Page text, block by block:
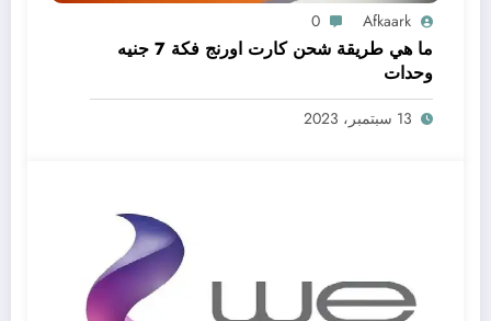
Afkaark
0
ما هي طريقة شحن كارت اورنج فكة 7 جنيه
وحدات
13 سبتمبر، 2023